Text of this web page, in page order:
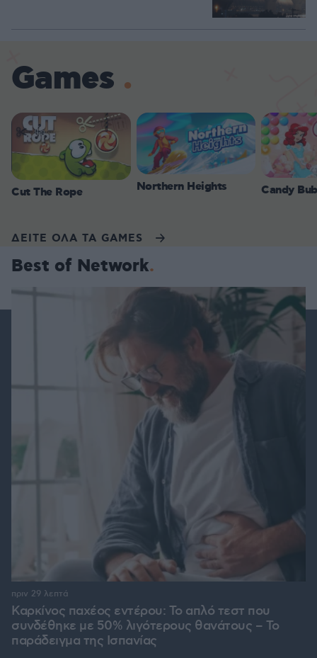
Games
Cut The Rope Northern Heights Candy
ΔΕΙΤΕ ΟΛΑ ΤΑ GAMES
Best of Network
Καρκίνος παχέος εντέρου: Το απλό τεστ που
συνδέθηκε με 50% λιγότερους θανάτους – Το
παράδειγμα της Ισπανίας
πριν 29 λεπτά